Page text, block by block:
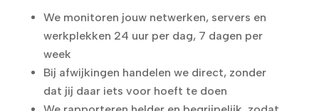
We monitoren jouw netwerken, servers en
werkplekken 24 uur per dag, 7 dagen per
week
Bij afwijkingen handelen we direct, zonder
dat jij daar iets voor hoeft te doen